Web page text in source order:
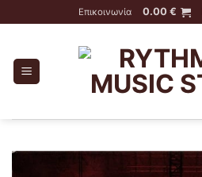
to
Επικοινωνία 0.00 €